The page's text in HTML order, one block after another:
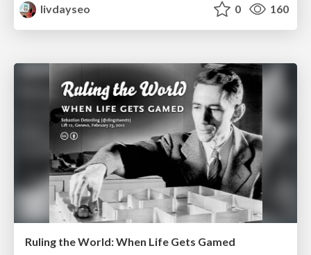
livdayseo
0 160
Ruling the World: When Life Gets Gamed